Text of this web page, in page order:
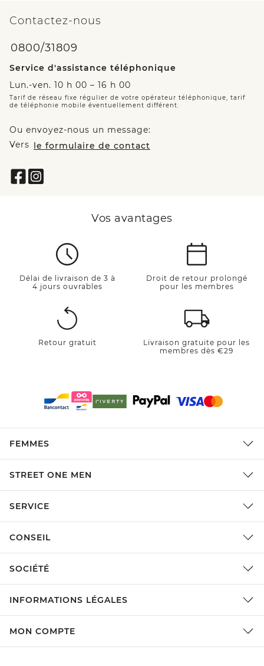
Contactez-nous
0800/31809
Service d'assistance téléphonique
Lun.-ven. 10 h 00 – 16 h 00
Tarif de réseau fixe régulier de votre opérateur téléphonique, tarif
de téléphonie mobile éventuellement différent.
Ou envoyez-nous un message:
Vers le formulaire de contact
Vos avantages
Délai de livraison de 3 à
4 jours ouvrables
Droit de retour prolongé
pour les membres
Retour gratuit
Livraison gratuite pour les
membres dès €29
FEMMES
STREET ONE MEN
SERVICE
CONSEIL
SOCIÉTÉ
INFORMATIONS LÉGALES
MON COMPTE